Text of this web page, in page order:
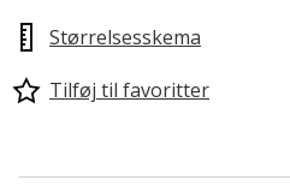
Størrelsesskema
Tilføj til favoritter